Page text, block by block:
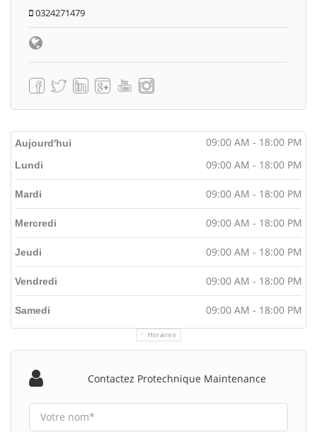
0324271479
Aujourd'hui 09:00 AM - 18:00 PM
Horaires
Lundi 09:00 AM - 18:00 PM
Mardi 09:00 AM - 18:00 PM
Mercredi 09:00 AM - 18:00 PM
Jeudi 09:00 AM - 18:00 PM
Vendredi 09:00 AM - 18:00 PM
Samedi 09:00 AM - 18:00 PM
Contactez Protechnique Maintenance